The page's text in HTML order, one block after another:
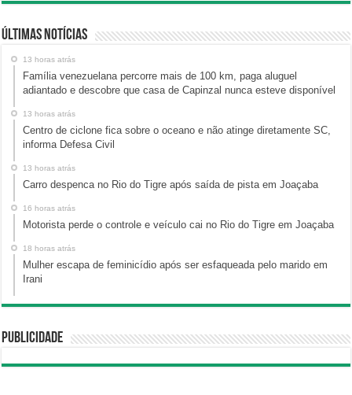
Últimas Notícias
13 horas atrás
Família venezuelana percorre mais de 100 km, paga aluguel
adiantado e descobre que casa de Capinzal nunca esteve disponível
13 horas atrás
Centro de ciclone fica sobre o oceano e não atinge diretamente SC,
informa Defesa Civil
13 horas atrás
Carro despenca no Rio do Tigre após saída de pista em Joaçaba
16 horas atrás
Motorista perde o controle e veículo cai no Rio do Tigre em Joaçaba
18 horas atrás
Mulher escapa de feminicídio após ser esfaqueada pelo marido em
Irani
Publicidade